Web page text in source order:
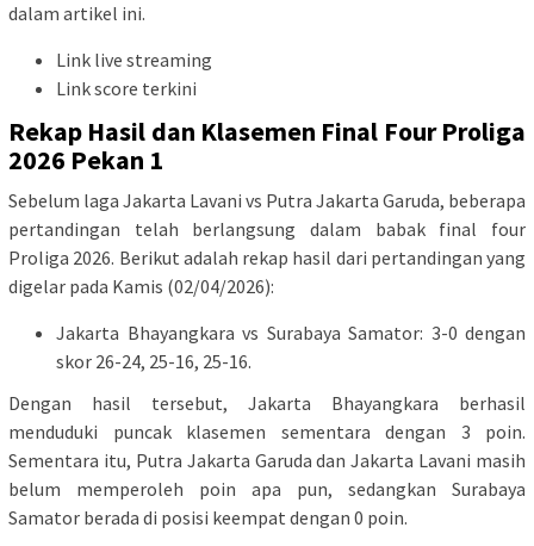
dalam artikel ini.
Link live streaming
Link score terkini
Rekap Hasil dan Klasemen Final Four Proliga
2026 Pekan 1
Sebelum laga Jakarta Lavani vs Putra Jakarta Garuda, beberapa
pertandingan telah berlangsung dalam babak final four
Proliga 2026. Berikut adalah rekap hasil dari pertandingan yang
digelar pada Kamis (02/04/2026):
Jakarta Bhayangkara vs Surabaya Samator: 3-0 dengan
skor 26-24, 25-16, 25-16.
Dengan hasil tersebut, Jakarta Bhayangkara berhasil
menduduki puncak klasemen sementara dengan 3 poin.
Sementara itu, Putra Jakarta Garuda dan Jakarta Lavani masih
belum memperoleh poin apa pun, sedangkan Surabaya
Samator berada di posisi keempat dengan 0 poin.